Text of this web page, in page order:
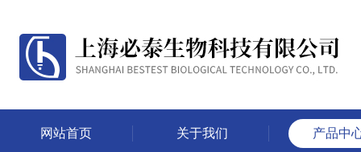
网站首页 关于我们 产品中